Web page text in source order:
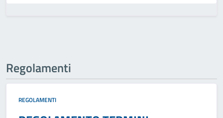
Regolamenti
REGOLAMENTI